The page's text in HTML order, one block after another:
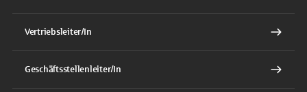
Vertriebsleiter/In
Geschäftsstellenleiter/In